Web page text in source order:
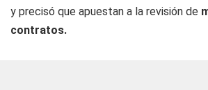
y precisó que apuestan a la revisión de
contratos.